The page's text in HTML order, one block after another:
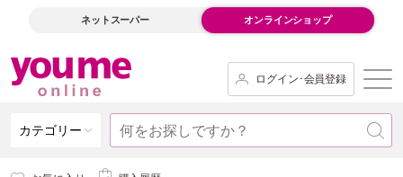
ネットスーパー オンラインショップ
ログイン･会員登録
カテゴリー